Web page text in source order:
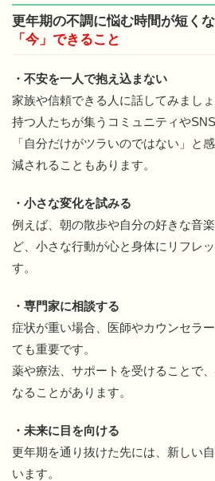
更年期の不調に悩む時間が短く
「今」できること
・不安を一人で抱え込まない
家族や信頼できる人に話してみまし
持つ人たちが集うコミュニティや
「自分だけがツラいのではない」と
減されることもあります。
・小さな変化を試みる
例えば、朝の散歩や自分の好きな音
ど、小さな行動が心と身体にリフレ
す。
・専門家に相談する
症状が重い場合、医師やカウンセラ
ても重要です。
薬や療法、サポートを受けることで
なることがあります。
・未来に目を向ける
更年期を通り抜けた先には、新しい
います。